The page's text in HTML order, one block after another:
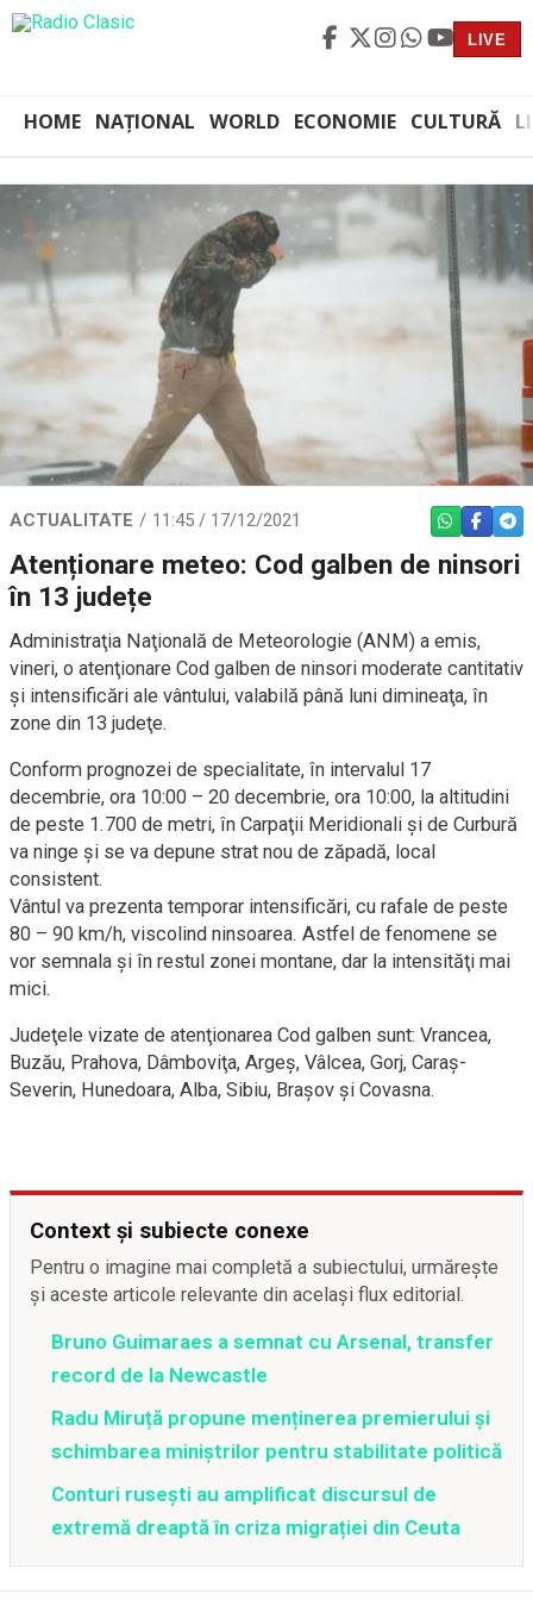
LIVE
HOME NAȚIONAL WORLD ECONOMIE CULTURĂ
ACTUALITATE 11:45 / 17/12/2021 WHATSAPP
Atenționare meteo: Cod galben de ninsori
în 13 județe
Administraţia Naţională de Meteorologie (ANM) a emis,
vineri, o atenţionare Cod galben de ninsori moderate cantitativ
şi intensificări ale vântului, valabilă până luni dimineaţa, în
zone din 13 judeţe.
Conform prognozei de specialitate, în intervalul 17
decembrie, ora 10:00 – 20 decembrie, ora 10:00, la altitudini
de peste 1.700 de metri, în Carpaţii Meridionali şi de Curbură
va ninge şi se va depune strat nou de zăpadă, local
consistent.
Vântul va prezenta temporar intensificări, cu rafale de peste
80 – 90 km/h, viscolind ninsoarea. Astfel de fenomene se
vor semnala şi în restul zonei montane, dar la intensităţi mai
mici.
Judeţele vizate de atenţionarea Cod galben sunt: Vrancea,
Buzău, Prahova, Dâmboviţa, Argeş, Vâlcea, Gorj, Caraş-
Severin, Hunedoara, Alba, Sibiu, Braşov şi Covasna.
Context și subiecte conexe
Pentru o imagine mai completă a subiectului, urmărește
și aceste articole relevante din același flux editorial.
Bruno Guimaraes a semnat cu Arsenal, transfer
record de la Newcastle
Radu Miruță propune menținerea premierului și
schimbarea miniștrilor pentru stabilitate politică
Conturi rusești au amplificat discursul de
extremă dreaptă în criza migrației din Ceuta